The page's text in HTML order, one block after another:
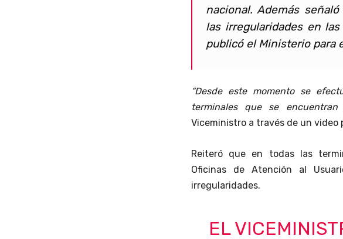
nacional. Además
las irregularidades en
publicó el Ministerio para
“Desde este momento se
terminales que se
Viceministro a través de un video
Reiteró que en todas las
Oficinas de Atención al
irregularidades.
EL